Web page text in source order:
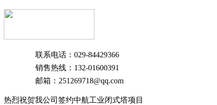
联系电话：029-84429366
销售热线：132-01600391
邮箱：251269718@qq.com
热烈祝贺我公司签约中航工业闭式塔项目